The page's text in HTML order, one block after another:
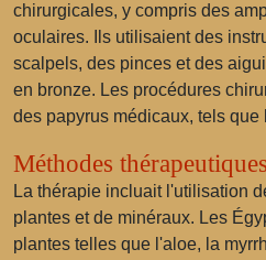
chirurgicales, y compris des
oculaires. Ils utilisaient des
scalpels, des pinces et des
en bronze. Les procédures
des papyrus médicaux, tels que
Méthodes thérapeutiques
La thérapie incluait l'utilisation
plantes et de minéraux. Les
plantes telles que l'aloe, la